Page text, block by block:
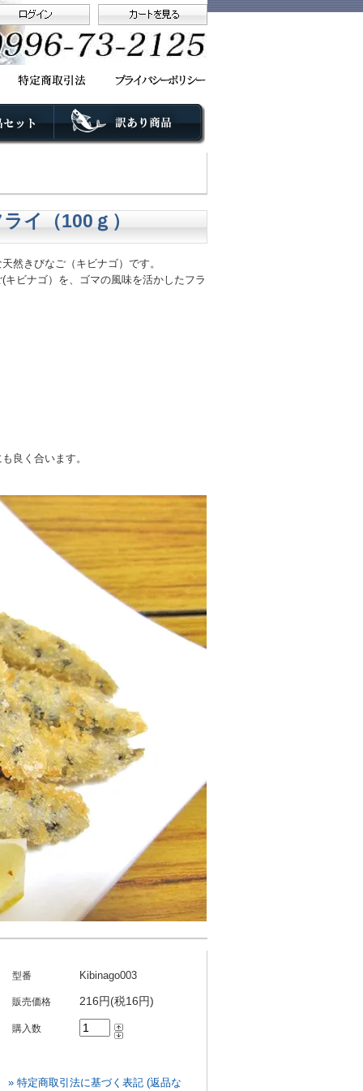
イ（100ｇ）
然きびなご（キビナゴ）です。
ビナゴ）を、ゴマの風味を活かしたフラ
良く合います。
型番 Kibinago003
販売価格 216円(税16円)
購入数
» 特定商取引法に基づく表記 (返品な